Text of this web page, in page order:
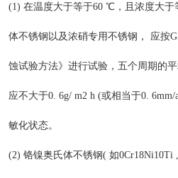
(1) 在温度大于等于60 ℃，且浓度大于
体不锈钢以及浓硝专用不锈钢， 应按
蚀试验方法》进行试验，五个周期的
应不大于0. 6g/ m2 h (或相当于0.
敏化状态。
(2) 铬镍奥氏体不锈钢( 如0Cr18Ni10Ti